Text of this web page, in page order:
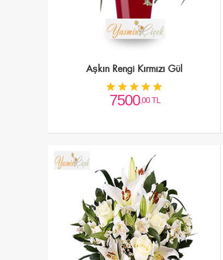
Aşkın Rengi Kırmızı Gül
7500,00 TL